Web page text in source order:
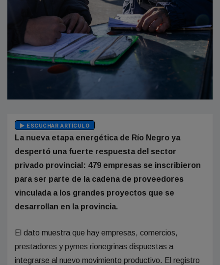
ESCUCHAR ARTÍCULO
La nueva etapa energética de Río Negro ya
despertó una fuerte respuesta del sector
privado provincial: 479 empresas se inscribieron
para ser parte de la cadena de proveedores
vinculada a los grandes proyectos que se
desarrollan en la provincia.
El dato muestra que hay empresas, comercios,
prestadores y pymes rionegrinas dispuestas a
integrarse al nuevo movimiento productivo. El registro